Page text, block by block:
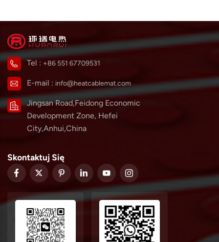
Tel : +86 551 67709531
E-mail : info@heatcablemat.com
Jingsan Road,Feidong Economic
Development Zone, Hefei
City,Anhui,China
Skontaktuj Się